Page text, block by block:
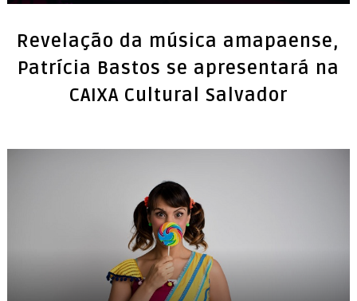
Revelação da música amapaense,
Patrícia Bastos se apresentará na
CAIXA Cultural Salvador